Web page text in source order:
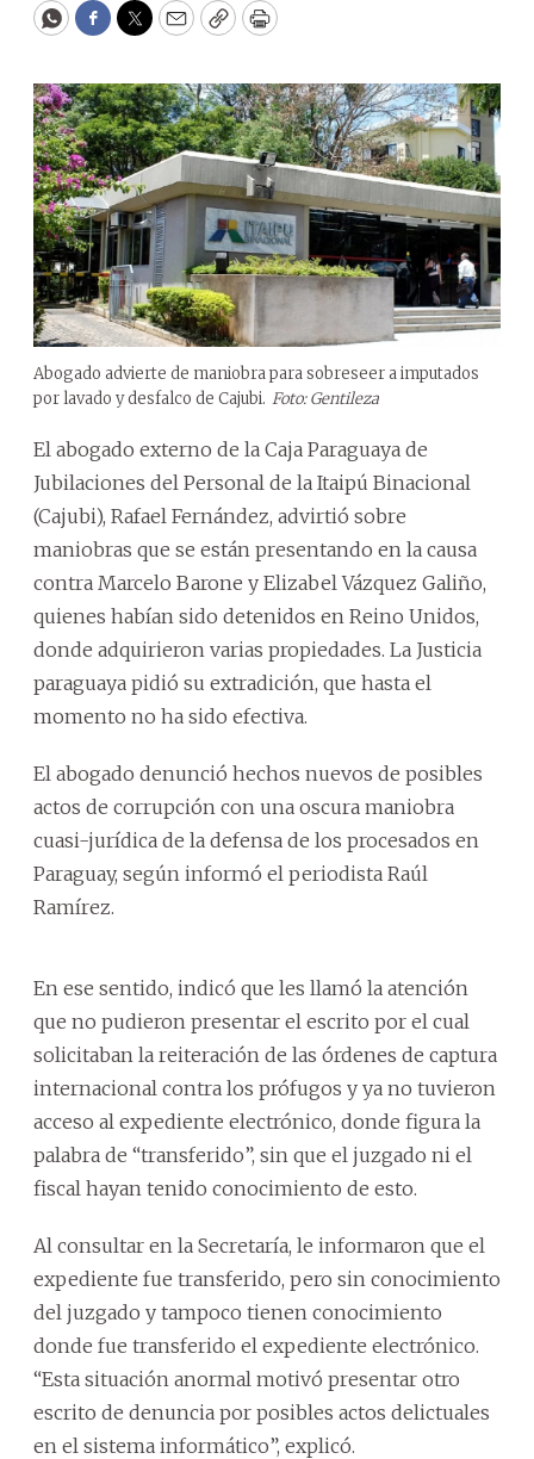
WhatsApp
Facebook
Twitter
EmailCopyPrint
Abogado advierte de maniobra para sobreseer a imputados
por lavado y desfalco de Cajubi. Foto: Gentileza
El abogado externo de la Caja Paraguaya de
Jubilaciones del Personal de la Itaipú Binacional
(Cajubi), Rafael Fernández, advirtió sobre
maniobras que se están presentando en la causa
contra Marcelo Barone y Elizabel Vázquez Galiño,
quienes habían sido detenidos en Reino Unidos,
donde adquirieron varias propiedades. La Justicia
paraguaya pidió su extradición, que hasta el
momento no ha sido efectiva.
El abogado denunció hechos nuevos de posibles
actos de corrupción con una oscura maniobra
cuasi-jurídica de la defensa de los procesados en
Paraguay, según informó el periodista Raúl
Ramírez.
En ese sentido, indicó que les llamó la atención
que no pudieron presentar el escrito por el cual
solicitaban la reiteración de las órdenes de captura
internacional contra los prófugos y ya no tuvieron
acceso al expediente electrónico, donde figura la
palabra de “transferido”, sin que el juzgado ni el
fiscal hayan tenido conocimiento de esto.
Al consultar en la Secretaría, le informaron que el
expediente fue transferido, pero sin conocimiento
del juzgado y tampoco tienen conocimiento
donde fue transferido el expediente electrónico.
“Esta situación anormal motivó presentar otro
escrito de denuncia por posibles actos delictuales
en el sistema informático”, explicó.